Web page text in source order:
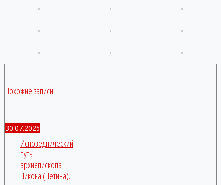
Похожие записи
30.07.2026
Исповеднический
путь
архиепископа
Никона (Петина).